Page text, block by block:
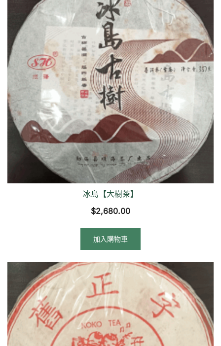
冰島【大樹茶】
$2,680.00
加入購物車